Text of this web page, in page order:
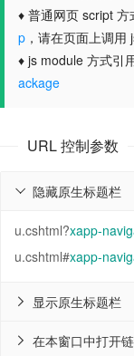
♦ 普通网页 script
p ，请在页面上调
♦ js module 方式引
ackage
URL 控制参数
隐藏原生标题栏

u.cshtml?xapp-
u.cshtml#xapp-
显示原生标题栏

在本窗口中打开
